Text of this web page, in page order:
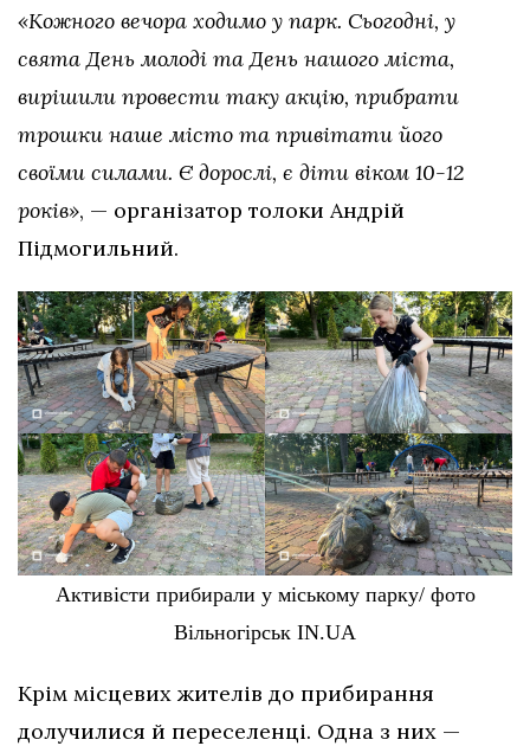
«Кожного вечора ходимо у парк. Сьогодні, у
свята День молоді та День нашого міста,
вирішили провести таку акцію, прибрати
трошки наше місто та привітати його
своїми силами. Є дорослі, є діти віком 10-12
років», — організатор толоки Андрій
Підмогильний.
Активісти прибирали у міському парку/ фото
Вільногірськ IN.UA
Крім місцевих жителів до прибирання
долучилися й переселенці. Одна з них —